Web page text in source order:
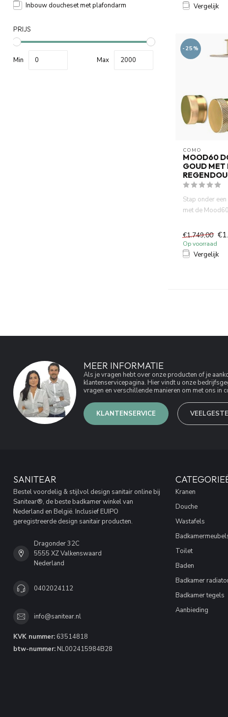
Inbouw doucheset met plafondarm
PRIJS
Min Max
Vergelijk
-25%
COMO
MOOD60
GOUD
Stap onder
met de
€1.749,00
Op voorraad
Vergelijk
MEER INFORMATIE
Als je vragen hebt over onze producten of je
klantenservicepagina. Hier vindt u onze
vragen en verschillende manieren om met ons in
KLANTENSERVICE
SANITEAR
Bestel voordelig & stijlvol design sanitair online bij
Sanitear®, de beste badkamer winkel van
Nederland en België. Inclusief EUIPO
geregistreerde design sanitair producten.
Dragonder 32C
5555 XZ Valkenswaard
Nederland
0402024112
info@sanitear.nl
KVK nummer: 63514818
btw-nummer: NL002415984B28
Kranen
Douche
Wastafels
Toilet
Baden
Badkamer
Badkamer tegels
Aanbieding